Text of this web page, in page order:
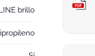
LINE brillo